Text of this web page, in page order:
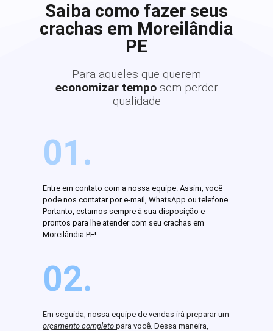
Saiba como fazer seus
crachas em Moreilândia
PE
Para aqueles que querem
economizar tempo sem perder
qualidade
01.
Entre em contato com a nossa equipe. Assim, você
pode nos contatar por e-mail, WhatsApp ou telefone.
Portanto, estamos sempre à sua disposição e
prontos para lhe atender com seu crachas em
Moreilândia PE!
02.
Em seguida, nossa equipe de vendas irá preparar um
orçamento completo para você. Dessa maneira,